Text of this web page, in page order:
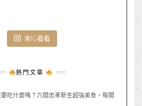
來IG看看
熱門文章
吃什麼嗎？六間忠孝新生超強美食，每間